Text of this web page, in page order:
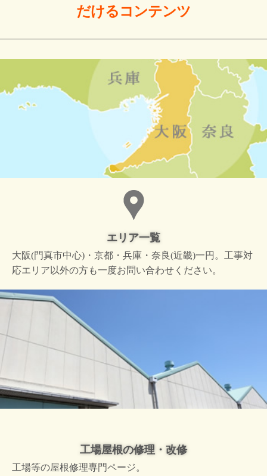
だけるコンテンツ
エリア一覧
大阪(門真市中心)・京都・兵庫・奈良(近畿)一円。工事対
応エリア以外の方も一度お問い合わせください。
工場屋根の修理・改修
工場等の屋根修理専門ページ。